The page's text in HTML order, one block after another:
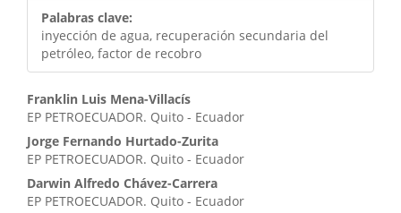
Palabras clave:
inyección de agua, recuperación secundaria del
petróleo, factor de recobro
Contenido
principal
del
artículo
Franklin Luis Mena-Villacís
EP PETROECUADOR. Quito - Ecuador
Jorge Fernando Hurtado-Zurita
EP PETROECUADOR. Quito - Ecuador
Darwin Alfredo Chávez-Carrera
EP PETROECUADOR. Quito - Ecuador